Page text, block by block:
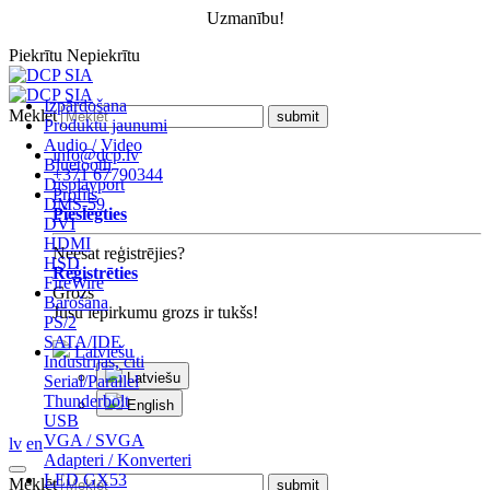
Uzmanību!
Piekrītu Nepiekrītu
Izpārdošana
Produktu jaunumi
Audio / Video
Bluetooth
Displayport
DMS-59
DVI
HDMI
HSD
FireWire
Barošana
PS/2
SATA/IDE
Industrijas, citi
Serial/Parallel
Thunderbolt
USB
VGA / SVGA
Adapteri / Konverteri
LED GX53
Meklēt
info@dcp.lv
+371 67790344
Profils
Pieslēgties
Neesat reģistrējies?
Reģistrēties
Grozs
Jūsu iepirkumu grozs ir tukšs!
Latviešu
Latviešu
English
lv en
Meklēt